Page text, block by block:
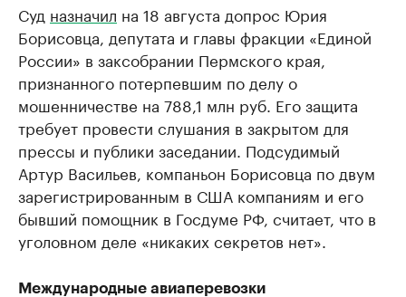
Суд назначил на 18 августа допрос Юрия
Борисовца, депутата и главы фракции «Единой
России» в заксобрании Пермского края,
признанного потерпевшим по делу о
мошенничестве на 788,1 млн руб. Его защита
требует провести слушания в закрытом для
прессы и публики заседании. Подсудимый
Артур Васильев, компаньон Борисовца по двум
зарегистрированным в США компаниям и его
бывший помощник в Госдуме РФ, считает, что в
уголовном деле «никаких секретов нет».
Международные авиаперевозки